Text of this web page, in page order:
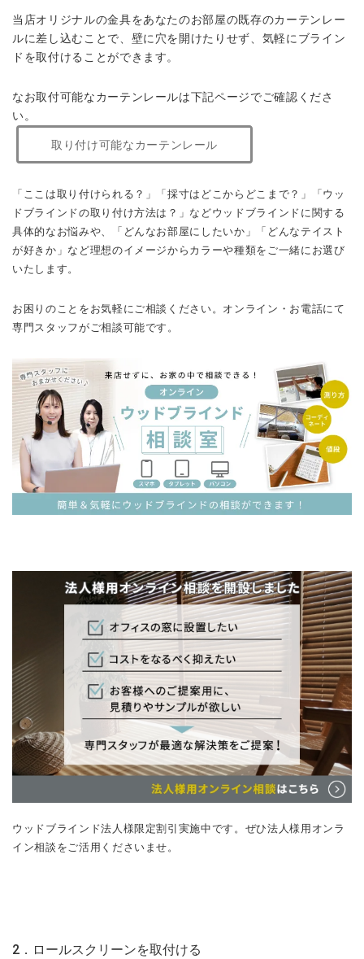
当店オリジナルの金具をあなたのお部屋の既存のカーテンレー
ルに差し込むことで、壁に穴を開けたりせず、気軽にブライン
ドを取付けることができます。
なお取付可能なカーテンレールは下記ページでご確認くださ
い。
取り付け可能なカーテンレール
「ここは取り付けられる？」「採寸はどこからどこまで？」「ウッ
ドブラインドの取り付け方法は？」などウッドブラインドに関する
具体的なお悩みや、「どんなお部屋にしたいか」「どんなテイスト
が好きか」など理想のイメージからカラーや種類をご一緒にお選び
いたします。
お困りのことをお気軽にご相談ください。オンライン・お電話にて
専門スタッフがご相談可能です。
ウッドブラインド法人様限定割引実施中です。ぜひ法人様用オンラ
イン相談をご活用くださいませ。
2．ロールスクリーンを取付ける